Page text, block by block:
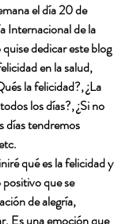
el día 20 de
Internacional de la
dedicar este blog
en la salud,
la felicidad?, ¿La
los días?, ¿Si no
días tendremos
qué es la felicidad y
que se
de alegría,